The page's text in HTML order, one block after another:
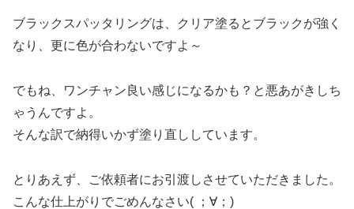
ブラックスパッタリングは、クリア塗るとブラックが強く
なり、更に色が合わないですよ～
でもね、ワンチャン良い感じになるかも？と悪あがきしち
ゃうんですよ。
そんな訳で納得いかず塗り直ししています。
とりあえず、ご依頼者にお引渡しさせていただきました。
こんな仕上がりでごめんなさい( ；∀；)